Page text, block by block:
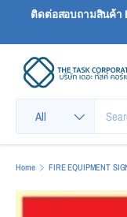
ติดต่อสอบถามสินค้า
All
Home FIRE EQUIPMENT